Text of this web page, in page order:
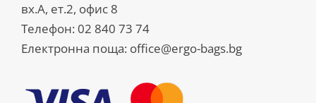
вх.А, ет.2, офис 8
Телефон: 02 840 73 74
Електронна поща: office@ergo-bags.bg